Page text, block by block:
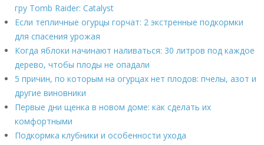
гру Tomb Raider: Catalyst
Если тепличные огурцы горчат: 2 экстренные подкормки
для спасения урожая
Когда яблоки начинают наливаться: 30 литров под каждое
дерево, чтобы плоды не опадали
5 причин, по которым на огурцах нет плодов: пчелы, азот и
другие виновники
Первые дни щенка в новом доме: как сделать их
комфортными
Подкормка клубники и особенности ухода